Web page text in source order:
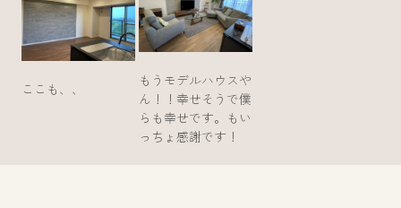
ここも、、
もうモデルハウスや
ん！！幸せそうで僕
らも幸せです。もい
っちょ感謝です！